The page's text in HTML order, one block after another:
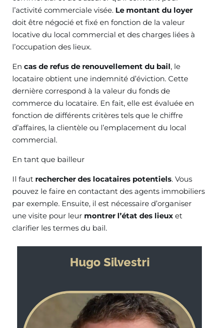
l’activité commerciale visée. Le montant du loyer
doit être négocié et fixé en fonction de la valeur
locative du local commercial et des charges liées à
l’occupation des lieux.
En cas de refus de renouvellement du bail, le
locataire obtient une indemnité d’éviction. Cette
dernière correspond à la valeur du fonds de
commerce du locataire. En fait, elle est évaluée en
fonction de différents critères tels que le chiffre
d’affaires, la clientèle ou l’emplacement du local
commercial.
En tant que bailleur
Il faut rechercher des locataires potentiels. Vous
pouvez le faire en contactant des agents immobiliers
par exemple. Ensuite, il est nécessaire d’organiser
une visite pour leur montrer l’état des lieux et
clarifier les termes du bail.
Hugo Silvestri